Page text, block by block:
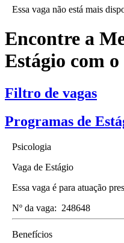
Essa vaga não está mais
Encontre a
Estágio com
Filtro de vagas
Programas de
Psicologia
Vaga de Estágio
Essa vaga é para atuação
Nº da vaga: 248648
Benefícios